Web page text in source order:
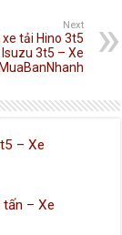
Next
tải Hino 3t5
3t5 – Xe
MuaBanNhanh
– Xe
– Xe